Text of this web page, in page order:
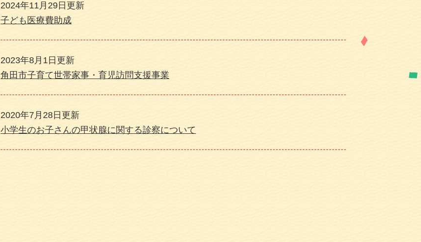
2024年11月29日更新
子ども医療費助成
2023年8月1日更新
角田市子育て世帯家事・育児訪問支援事業
2020年7月28日更新
小学生のお子さんの甲状腺に関する診察について